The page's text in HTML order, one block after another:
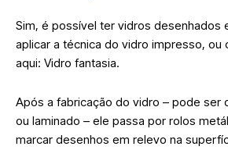
Sim, é possível ter vidros desenhados
aplicar a técnica do vidro impresso, ou
aqui: Vidro fantasia.
Após a fabricação do vidro – pode ser
ou laminado – ele passa por rolos
marcar desenhos em relevo na